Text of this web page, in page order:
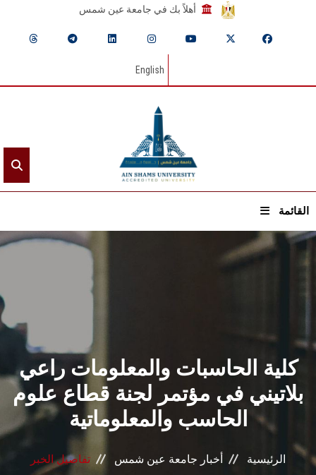
أهلاً بك في جامعة عين شمس
English
القائمة
الرئيسيـة
القطاعـات
الشئون الأكاديمية
البحث العلمي
كلية الحاسبات والمعلومات راعي
بلاتيني في مؤتمر لجنة قطاع علوم
الحاسب والمعلوماتية
الرئيسية أخبار جامعة عين شمس تفاصيل الخبر